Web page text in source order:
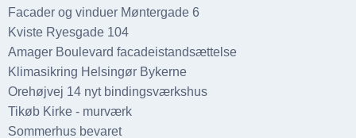
Facader og vinduer Møntergade 6
Kviste Ryesgade 104
Amager Boulevard facadeistandsættelse
Klimasikring Helsingør Bykerne
Orehøjvej 14 nyt bindingsværkshus
Tikøb Kirke - murværk
Sommerhus bevaret